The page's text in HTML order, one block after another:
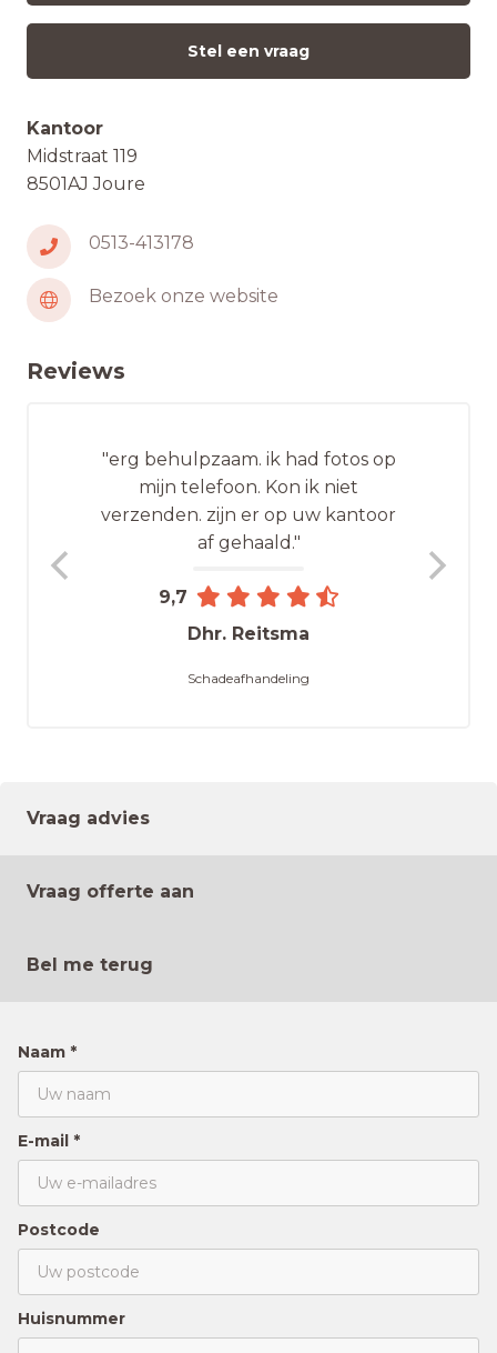
Stel een vraag
Kantoor
Midstraat 119
8501AJ Joure
0513-413178
Bezoek onze website
Reviews
"erg behulpzaam. ik had fotos op
mijn telefoon. Kon ik niet
verzenden. zijn er op uw kantoor
af gehaald."
9,7
Dhr. Reitsma
Schadeafhandeling
Vraag advies
Vraag offerte aan
Bel me terug
Naam *
E-mail *
Postcode
Huisnummer